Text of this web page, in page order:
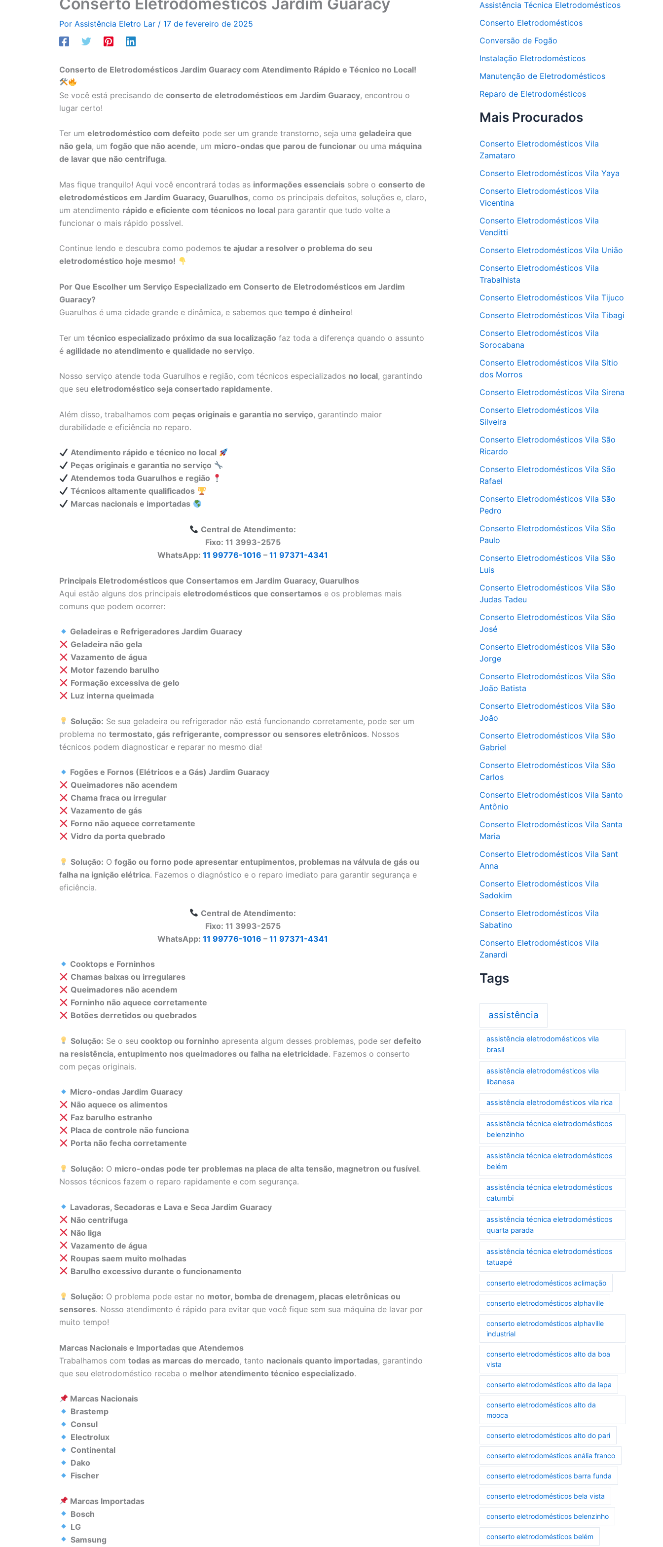
Por Assistência Eletro Lar / 17 de fevereiro de 2025
Conserto de Eletrodomésticos Jardim Guaracy com Atendimento Rápido e Técnico no Local!
Se você está precisando de conserto de eletrodomésticos em Jardim Guaracy, encontrou o
lugar certo!
Ter um eletrodoméstico com defeito pode ser um grande transtorno, seja uma geladeira que
não gela, um fogão que não acende, um micro-ondas que parou de funcionar ou uma máquina
de lavar que não centrifuga.
Mas fique tranquilo! Aqui você encontrará todas as informações essenciais sobre o conserto de
eletrodomésticos em Jardim Guaracy, Guarulhos, como os principais defeitos, soluções e, claro,
um atendimento rápido e eficiente com técnicos no local para garantir que tudo volte a
funcionar o mais rápido possível.
Continue lendo e descubra como podemos te ajudar a resolver o problema do seu
eletrodoméstico hoje mesmo!
Por Que Escolher um Serviço Especializado em Conserto de Eletrodomésticos em Jardim
Guaracy?
Guarulhos é uma cidade grande e dinâmica, e sabemos que tempo é dinheiro!
Ter um técnico especializado próximo da sua localização faz toda a diferença quando o assunto
é agilidade no atendimento e qualidade no serviço.
Nosso serviço atende toda Guarulhos e região, com técnicos especializados no local, garantindo
que seu eletrodoméstico seja consertado rapidamente.
Além disso, trabalhamos com peças originais e garantia no serviço, garantindo maior
durabilidade e eficiência no reparo.
Atendimento rápido e técnico no local
Peças originais e garantia no serviço
Atendemos toda Guarulhos e região
Técnicos altamente qualificados
Marcas nacionais e importadas
Central de Atendimento:
Fixo: 11 3993-2575
WhatsApp: 11 99776-1016 – 11 97371-4341
Principais Eletrodomésticos que Consertamos em Jardim Guaracy, Guarulhos
Aqui estão alguns dos principais eletrodomésticos que consertamos e os problemas mais
comuns que podem ocorrer:
Geladeiras e Refrigeradores Jardim Guaracy
Geladeira não gela
Vazamento de água
Motor fazendo barulho
Formação excessiva de gelo
Luz interna queimada
Solução: Se sua geladeira ou refrigerador não está funcionando corretamente, pode ser um
problema no termostato, gás refrigerante, compressor ou sensores eletrônicos. Nossos
técnicos podem diagnosticar e reparar no mesmo dia!
Fogões e Fornos (Elétricos e a Gás) Jardim Guaracy
Queimadores não acendem
Chama fraca ou irregular
Vazamento de gás
Forno não aquece corretamente
Vidro da porta quebrado
Solução: Ofogão ou forno pode apresentar entupimentos, problemas na válvula de gás ou
falha na ignição elétrica. Fazemos o diagnóstico e o reparo imediato para garantir segurança e
eficiência.
Central de Atendimento:
Fixo: 11 3993-2575
WhatsApp: 11 99776-1016 – 11 97371-4341
Cooktops e Forninhos
Chamas baixas ou irregulares
Queimadores não acendem
Forninho não aquece corretamente
Botões derretidos ou quebrados
Solução: Se o seucooktop ou forninho apresenta algum desses problemas, pode serdefeito
na resistência, entupimento nos queimadores ou falha na eletricidade. Fazemos o conserto
com peças originais.
Micro-ondas Jardim Guaracy
Não aquece os alimentos
Faz barulho estranho
Placa de controle não funciona
Porta não fecha corretamente
Solução: O micro-ondas pode ter problemas na placa de alta tensão, magnetron ou fusível.
Nossos técnicos fazem o reparo rapidamente e com segurança.
Lavadoras, Secadoras e Lava e Seca Jardim Guaracy
Não centrifuga
Não liga
Vazamento de água
Roupas saem muito molhadas
Barulho excessivo durante o funcionamento
Solução: O problema pode estar no motor, bomba de drenagem, placas eletrônicas ou
sensores. Nosso atendimento é rápido para evitar que você fique sem sua máquina de lavar por
muito tempo!
Marcas Nacionais e Importadas que Atendemos
Trabalhamos com todas as marcas do mercado, tanto nacionais quanto importadas, garantindo
que seu eletrodoméstico receba o melhor atendimento técnico especializado.
Marcas Nacionais
Brastemp
Consul
Electrolux
Continental
Dako
Fischer
Marcas Importadas
Bosch
LG
Samsung
Assistência Técnica Eletrodomésticos
Conserto Eletrodomésticos
Conversão de Fogão
Instalação Eletrodomésticos
Manutenção de Eletrodomésticos
Reparo de Eletrodomésticos
Mais Procurados
Conserto Eletrodomésticos Vila
Zamataro
Conserto Eletrodomésticos Vila Yaya
Conserto Eletrodomésticos Vila
Vicentina
Conserto Eletrodomésticos Vila
Venditti
Conserto Eletrodomésticos Vila União
Conserto Eletrodomésticos Vila
Trabalhista
Conserto Eletrodomésticos Vila Tijuco
Conserto Eletrodomésticos Vila Tibagi
Conserto Eletrodomésticos Vila
Sorocabana
Conserto Eletrodomésticos Vila Sítio
dos Morros
Conserto Eletrodomésticos Vila Sirena
Conserto Eletrodomésticos Vila
Silveira
Conserto Eletrodomésticos Vila São
Ricardo
Conserto Eletrodomésticos Vila São
Rafael
Conserto Eletrodomésticos Vila São
Pedro
Conserto Eletrodomésticos Vila São
Paulo
Conserto Eletrodomésticos Vila São
Luis
Conserto Eletrodomésticos Vila São
Judas Tadeu
Conserto Eletrodomésticos Vila São
José
Conserto Eletrodomésticos Vila São
Jorge
Conserto Eletrodomésticos Vila São
João Batista
Conserto Eletrodomésticos Vila São
João
Conserto Eletrodomésticos Vila São
Gabriel
Conserto Eletrodomésticos Vila São
Carlos
Conserto Eletrodomésticos Vila Santo
Antônio
Conserto Eletrodomésticos Vila Santa
Maria
Conserto Eletrodomésticos Vila Sant
Anna
Conserto Eletrodomésticos Vila
Sadokim
Conserto Eletrodomésticos Vila
Sabatino
Conserto Eletrodomésticos Vila
Zanardi
Tags
assistência
assistência eletrodomésticos vila
brasil
assistência eletrodomésticos vila
libanesa
assistência eletrodomésticos vila rica
assistência técnica eletrodomésticos
belenzinho
assistência técnica eletrodomésticos
belém
assistência técnica eletrodomésticos
catumbi
assistência técnica eletrodomésticos
quarta parada
assistência técnica eletrodomésticos
tatuapé
conserto eletrodomésticos aclimação
conserto eletrodomésticos alphaville
conserto eletrodomésticos alphaville
industrial
conserto eletrodomésticos alto da boa
vista
conserto eletrodomésticos alto da lapa
conserto eletrodomésticos alto da
mooca
conserto eletrodomésticos alto do pari
conserto eletrodomésticos anália franco
conserto eletrodomésticos barra funda
conserto eletrodomésticos bela vista
conserto eletrodomésticos belenzinho
conserto eletrodomésticos belém